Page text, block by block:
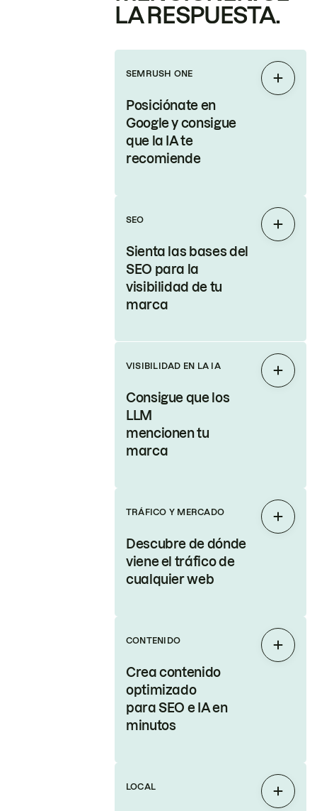
LA RESPUESTA.
SEMRUSH ONE
Posiciónate en
Google y consigue
que la IA te
recomiende
SEO
Sienta las bases del
SEO para la
visibilidad de tu
marca
VISIBILIDAD EN LA IA
Consigue que los
LLM
mencionen tu
marca
TRÁFICO Y MERCADO
Descubre de dónde
viene el tráfico de
cualquier web
CONTENIDO
Crea contenido
optimizado
para SEO e IA en
minutos
LOCAL